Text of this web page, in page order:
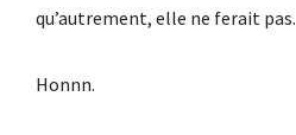
qu’autrement, elle ne ferait pas.
Honnn.